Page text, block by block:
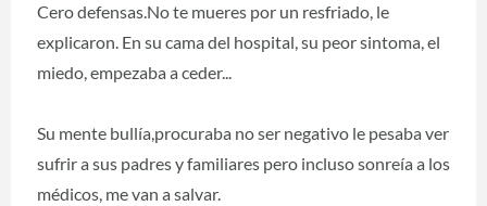
Cero defensas.No te mueres por un resfriado, le
explicaron. En su cama del hospital, su peor sintoma, el
miedo, empezaba a ceder...
Su mente bullía,procuraba no ser negativo le pesaba ver
sufrir a sus padres y familiares pero incluso sonreía a los
médicos, me van a salvar.